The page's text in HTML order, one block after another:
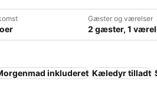
Gæster og værelser
2 gæster, 1
inkluderet Kæledyr tilladt